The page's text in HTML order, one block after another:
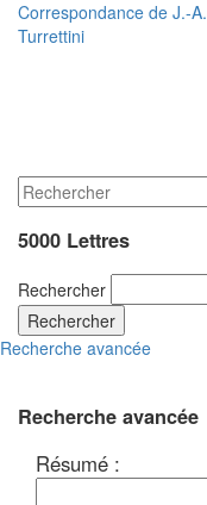
Correspondance de J.-A.
Turrettini
5000 Lettres
Rechercher
Rechercher
Recherche avancée
Recherche avancée
Résumé :